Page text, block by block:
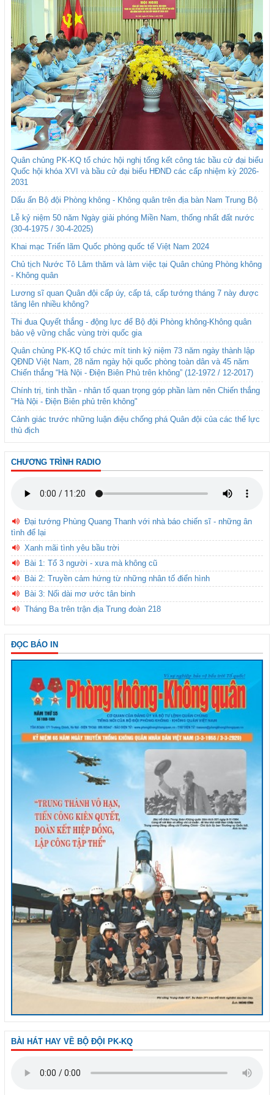
Quân chủng PK-KQ tổ chức hội nghị tổng kết công tác bầu cử đại biểu
Quốc hội khóa XVI và bầu cử đại biểu HĐND các cấp nhiệm kỳ 2026-
2031
Dấu ấn Bộ đội Phòng không - Không quân trên địa bàn Nam Trung Bộ
Lễ kỷ niệm 50 năm Ngày giải phóng Miền Nam, thống nhất đất nước
(30-4-1975 / 30-4-2025)
Khai mạc Triển lãm Quốc phòng quốc tế Việt Nam 2024
Chủ tịch Nước Tô Lâm thăm và làm việc tại Quân chủng Phòng không
- Không quân
Lương sĩ quan Quân đội cấp úy, cấp tá, cấp tướng tháng 7 này được
tăng lên nhiều không?
Thi đua Quyết thắng - động lực để Bộ đội Phòng không-Không quân
bảo vệ vững chắc vùng trời quốc gia
Quân chủng PK-KQ tổ chức mít tinh kỷ niệm 73 năm ngày thành lập
QĐND Việt Nam, 28 năm ngày hội quốc phòng toàn dân và 45 năm
Chiến thắng “Hà Nội - Điện Biên Phủ trên không” (12-1972 / 12-2017)
Chính trị, tinh thần - nhân tố quan trọng góp phần làm nên Chiến thắng
"Hà Nội - Điện Biên phủ trên không"
Cảnh giác trước những luận điệu chống phá Quân đội của các thế lực
thù địch
CHƯƠNG TRÌNH RADIO
Đại tướng Phùng Quang Thanh với nhà báo chiến sĩ - những ân
tình để lại
Xanh mãi tình yêu bầu trời
Bài 1: Tổ 3 người - xưa mà không cũ
Bài 2: Truyền cảm hứng từ những nhân tố điển hình
Bài 3: Nối dài mơ ước tân binh
Tháng Ba trên trận địa Trung đoàn 218
ĐỌC BÁO IN
BÀI HÁT HAY VỀ BỘ ĐỘI PK-KQ